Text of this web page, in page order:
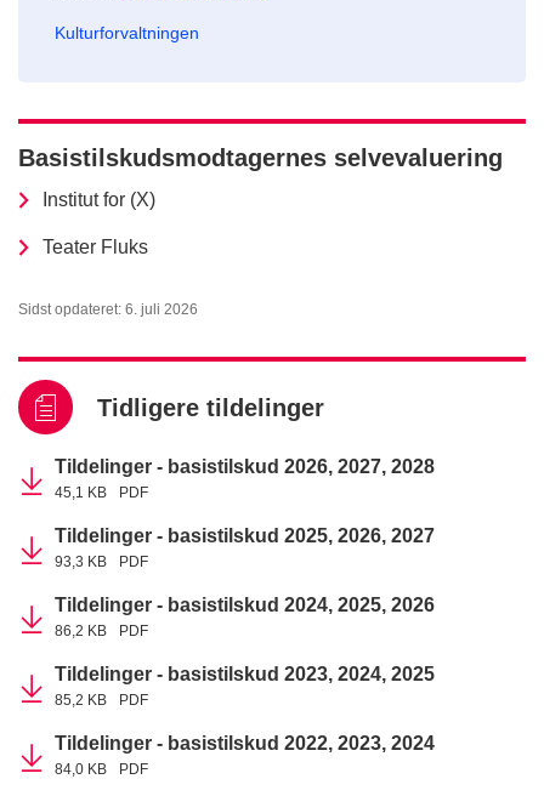
Kulturforvaltningen
Basistilskudsmodtagernes selvevaluering
Institut for (X)
Teater Fluks
Sidst opdateret: 6. juli 2026
Tidligere tildelinger
Tildelinger - basistilskud 2026, 2027, 2028
45,1 KB PDF
Tildelinger - basistilskud 2025, 2026, 2027
93,3 KB PDF
Tildelinger - basistilskud 2024, 2025, 2026
86,2 KB PDF
Tildelinger - basistilskud 2023, 2024, 2025
85,2 KB PDF
Tildelinger - basistilskud 2022, 2023, 2024
84,0 KB PDF